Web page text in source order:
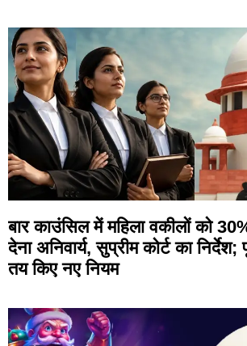
बार काउंसिल में महिला वकीलों को
देना अनिवार्य, सुप्रीम कोर्ट का
तय किए नए नियम